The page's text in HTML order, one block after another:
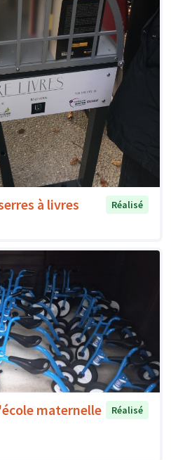
à livres
Réalisé
maternelle
Réalisé